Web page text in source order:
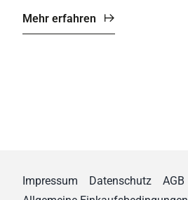
Mehr erfahren
Impressum Datenschutz
AGB